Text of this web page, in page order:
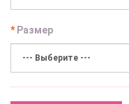
Размер